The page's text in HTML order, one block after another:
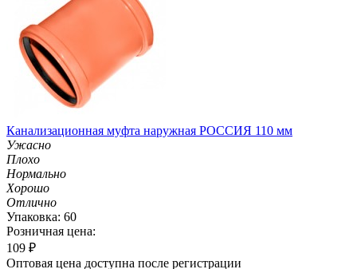
Канализационная муфта наружная РОССИЯ 110 мм
Ужасно
Плохо
Нормально
Хорошо
Отлично
Упаковка: 60
Розничная цена:
109 ₽
Оптовая цена доступна после регистрации